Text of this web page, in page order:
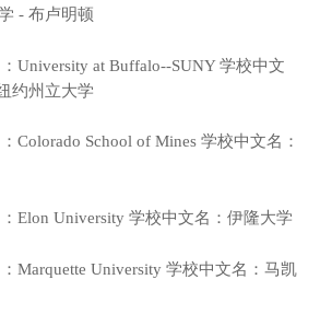
- 布卢明顿
University at Buffalo--SUNY 学校中文
约州立大学
Colorado School of Mines 学校中文名：
Elon University 学校中文名：伊隆大学
Marquette University 学校中文名：马凯